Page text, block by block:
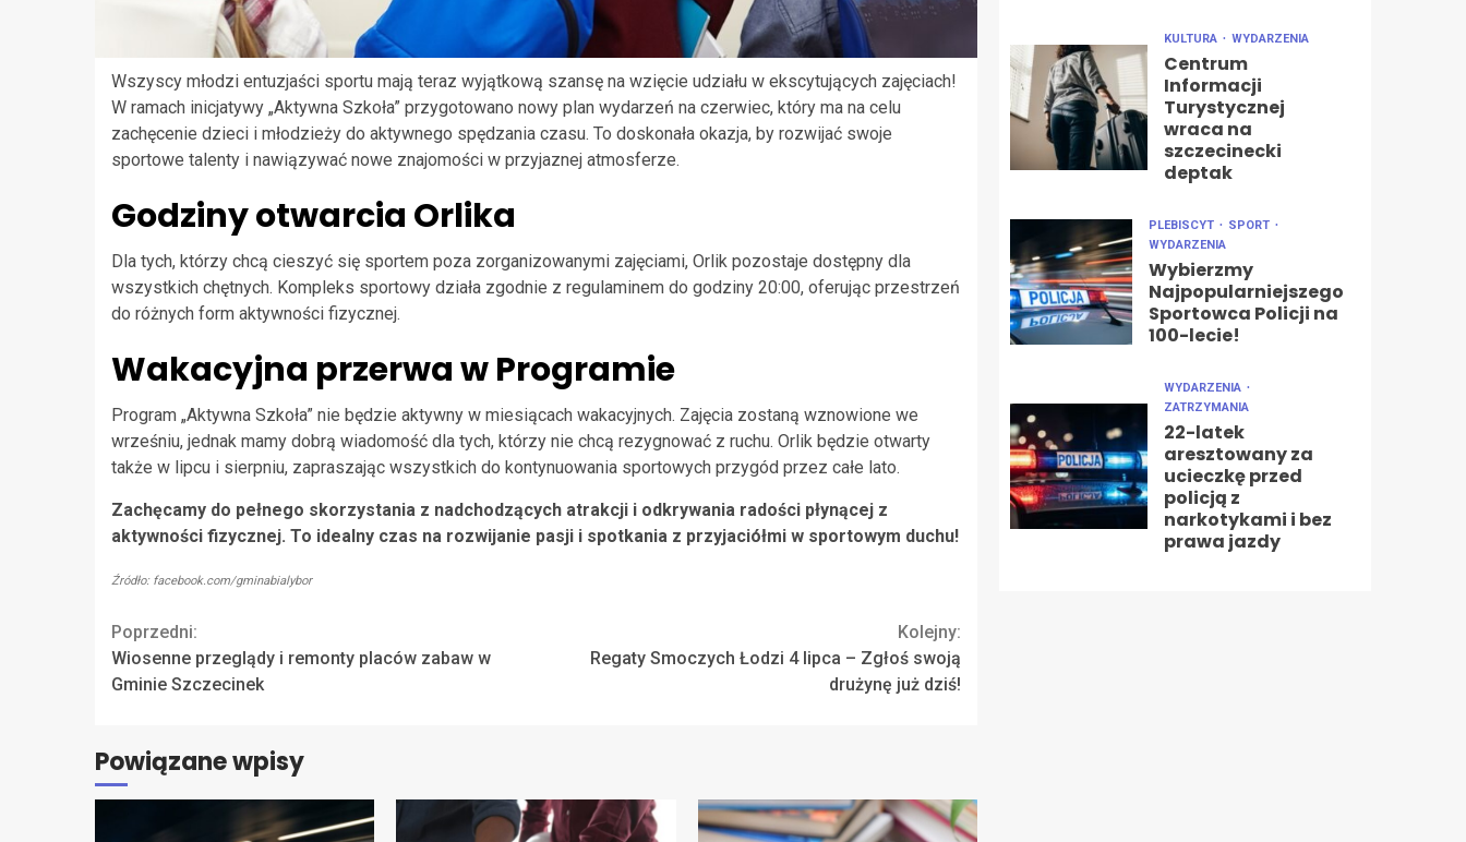
Wszyscy młodzi entuzjaści sportu mają teraz wyjątkową szansę na wzięcie udziału w ekscytujących zajęciach!
W ramach inicjatywy „Aktywna Szkoła” przygotowano nowy plan wydarzeń na czerwiec, który ma na celu
zachęcenie dzieci i młodzieży do aktywnego spędzania czasu. To doskonała okazja, by rozwijać swoje
sportowe talenty i nawiązywać nowe znajomości w przyjaznej atmosferze.
Godziny otwarcia Orlika
Dla tych, którzy chcą cieszyć się sportem poza zorganizowanymi zajęciami, Orlik pozostaje dostępny dla
wszystkich chętnych. Kompleks sportowy działa zgodnie z regulaminem do godziny 20:00, oferując przestrzeń
do różnych form aktywności fizycznej.
Wakacyjna przerwa w Programie
Program „Aktywna Szkoła” nie będzie aktywny w miesiącach wakacyjnych. Zajęcia zostaną wznowione we
wrześniu, jednak mamy dobrą wiadomość dla tych, którzy nie chcą rezygnować z ruchu. Orlik będzie otwarty
także w lipcu i sierpniu, zapraszając wszystkich do kontynuowania sportowych przygód przez całe lato.
Zachęcamy do pełnego skorzystania z nadchodzących atrakcji i odkrywania radości płynącej z
aktywności fizycznej. To idealny czas na rozwijanie pasji i spotkania z przyjaciółmi w sportowym duchu!
Źródło: facebook.com/gminabialybor
Continue
Reading
Poprzedni:
Wiosenne przeglądy i remonty placów zabaw w
Gminie Szczecinek
Kolejny:
Regaty Smoczych Łodzi 4 lipca – Zgłoś swoją
drużynę już dziś!
Powiązane wpisy
KULTURA WYDARZENIA
Centrum
Informacji
Turystycznej
wraca na
szczecinecki
deptak
PLEBISCYT
SPORT
WYDARZENIA
Wybierzmy
Najpopularniejszego
Sportowca Policji na
100-lecie!
WYDARZENIA
ZATRZYMANIA
22-latek
aresztowany za
ucieczkę przed
policją z
narkotykami i bez
prawa jazdy